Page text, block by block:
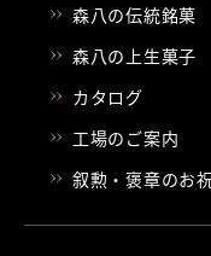
森八の伝統銘菓
森八の上生菓子
カタログ
工場のご案内
叙勲・褒章のお